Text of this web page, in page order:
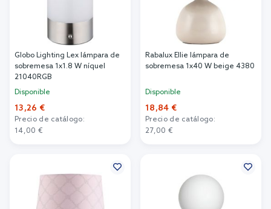
Globo Lighting Lex lámpara de
sobremesa 1x1.8 W níquel
21040RGB
Disponible
13,26 €
Precio de catálogo:
14,00 €
Rabalux Ellie lámpara de
sobremesa 1x40 W beige 4380
Disponible
18,84 €
Precio de catálogo:
27,00 €